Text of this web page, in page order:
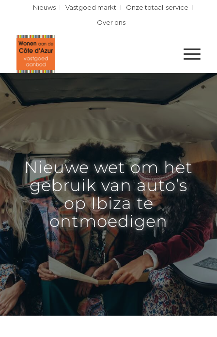
Nieuws Vastgoed markt
Onze totaal-service
Over ons
Nieuwe wet om het
gebruik van auto’s
op Ibiza te
ontmoedigen